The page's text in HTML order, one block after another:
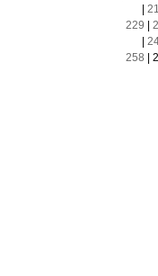
229
258